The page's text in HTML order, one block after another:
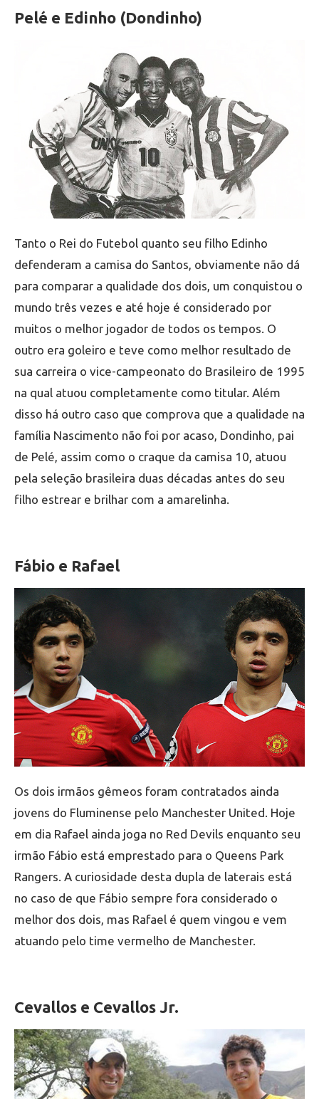
Pelé e Edinho (Dondinho)
Tanto o Rei do Futebol quanto seu filho Edinho
defenderam a camisa do Santos, obviamente não dá
para comparar a qualidade dos dois, um conquistou o
mundo três vezes e até hoje é considerado por
muitos o melhor jogador de todos os tempos. O
outro era goleiro e teve como melhor resultado de
sua carreira o vice-campeonato do Brasileiro de 1995
na qual atuou completamente como titular. Além
disso há outro caso que comprova que a qualidade na
família Nascimento não foi por acaso, Dondinho, pai
de Pelé, assim como o craque da camisa 10, atuou
pela seleção brasileira duas décadas antes do seu
filho estrear e brilhar com a amarelinha.
Fábio e Rafael
Os dois irmãos gêmeos foram contratados ainda
jovens do Fluminense pelo Manchester United. Hoje
em dia Rafael ainda joga no Red Devils enquanto seu
irmão Fábio está emprestado para o Queens Park
Rangers. A curiosidade desta dupla de laterais está
no caso de que Fábio sempre fora considerado o
melhor dos dois, mas Rafael é quem vingou e vem
atuando pelo time vermelho de Manchester.
Cevallos e Cevallos Jr.